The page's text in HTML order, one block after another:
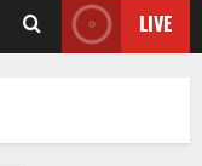
LIVE